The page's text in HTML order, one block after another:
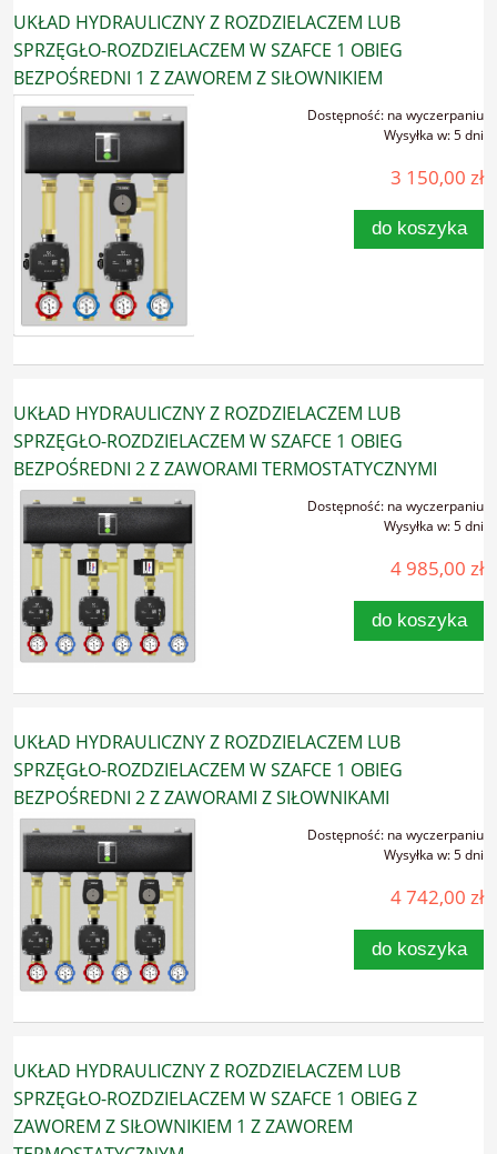
UKŁAD HYDRAULICZNY Z ROZDZIELACZEM LUB
SPRZĘGŁO-ROZDZIELACZEM W SZAFCE 1 OBIEG
BEZPOŚREDNI 1 Z ZAWOREM Z SIŁOWNIKIEM
Dostępność: na wyczerpaniu
Wysyłka w:5 dni
3 150,00 zł
do koszyka
UKŁAD HYDRAULICZNY Z ROZDZIELACZEM LUB
SPRZĘGŁO-ROZDZIELACZEM W SZAFCE 1 OBIEG
BEZPOŚREDNI 2 Z ZAWORAMI TERMOSTATYCZNYMI
Dostępność: na wyczerpaniu
Wysyłka w:5 dni
4 985,00 zł
do koszyka
UKŁAD HYDRAULICZNY Z ROZDZIELACZEM LUB
SPRZĘGŁO-ROZDZIELACZEM W SZAFCE 1 OBIEG
BEZPOŚREDNI 2 Z ZAWORAMI Z SIŁOWNIKAMI
Dostępność: na wyczerpaniu
Wysyłka w:5 dni
4 742,00 zł
do koszyka
UKŁAD HYDRAULICZNY Z ROZDZIELACZEM LUB
SPRZĘGŁO-ROZDZIELACZEM W SZAFCE 1 OBIEG Z
ZAWOREM Z SIŁOWNIKIEM 1 Z ZAWOREM